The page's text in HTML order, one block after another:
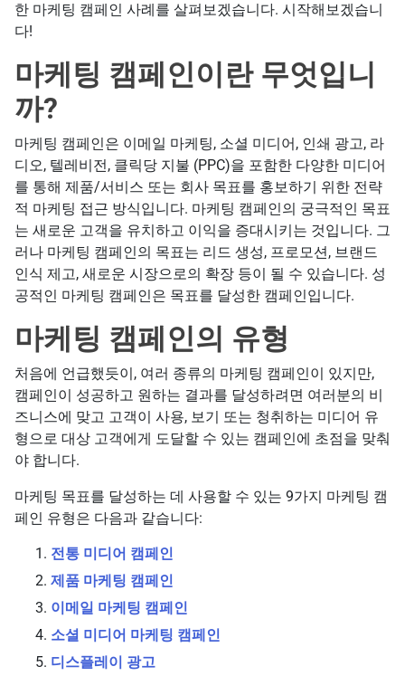
한 마케팅 캠페인 사례를 살펴보겠습니다. 시작해보겠습니
다!
마케팅 캠페인이란 무엇입니
까?
마케팅 캠페인은 이메일 마케팅, 소셜 미디어, 인쇄 광고, 라
디오, 텔레비전, 클릭당 지불 (PPC)을 포함한 다양한 미디어
를 통해 제품/서비스 또는 회사 목표를 홍보하기 위한 전략
적 마케팅 접근 방식입니다. 마케팅 캠페인의 궁극적인 목표
는 새로운 고객을 유치하고 이익을 증대시키는 것입니다. 그
러나 마케팅 캠페인의 목표는 리드 생성, 프로모션, 브랜드
인식 제고, 새로운 시장으로의 확장 등이 될 수 있습니다. 성
공적인 마케팅 캠페인은 목표를 달성한 캠페인입니다.
마케팅 캠페인의 유형
처음에 언급했듯이, 여러 종류의 마케팅 캠페인이 있지만,
캠페인이 성공하고 원하는 결과를 달성하려면 여러분의 비
즈니스에 맞고 고객이 사용, 보기 또는 청취하는 미디어 유
형으로 대상 고객에게 도달할 수 있는 캠페인에 초점을 맞춰
야 합니다.
마케팅 목표를 달성하는 데 사용할 수 있는 9가지 마케팅 캠
페인 유형은 다음과 같습니다:
전통 미디어 캠페인
제품 마케팅 캠페인
이메일 마케팅 캠페인
소셜 미디어 마케팅 캠페인
디스플레이 광고